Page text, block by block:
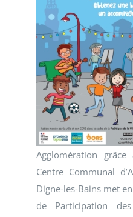
Agglomération
Centre Communal
Digne-les-Bains met
de Participation